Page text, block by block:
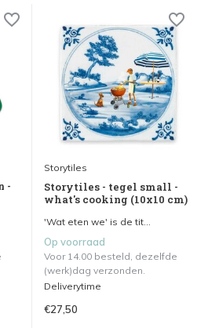
-
Storytiles
Storytiles - tegel small -
what's cooking (10x10 cm)
'Wat eten we' is de tit...
Op voorraad
Voor 14.00 besteld, dezelfde
(werk)dag verzonden.
Deliverytime
€27,50